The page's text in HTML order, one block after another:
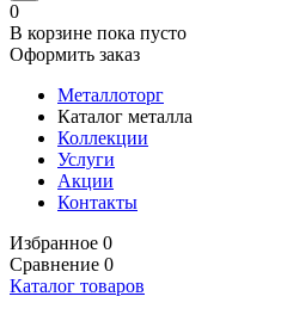
0
В корзине пока пусто
Оформить заказ
Металлоторг
Каталог металла
Коллекции
Услуги
Акции
Контакты
Избранное 0
Сравнение 0
Каталог товаров